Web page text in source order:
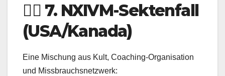
🧑‍⚖️ 7. NXIVM-Sektenfall
(USA/Kanada)
Eine Mischung aus Kult, Coaching-Organisation
und Missbrauchsnetzwerk: